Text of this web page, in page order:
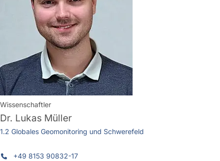
Wissenschaftler
Dr. Lukas Müller
1.2 Globales Geomonitoring und Schwerefeld
+49 8153 90832-17